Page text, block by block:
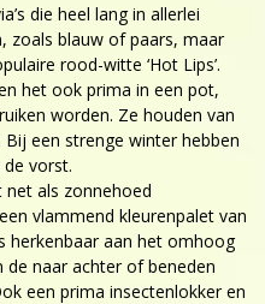
die heel lang in allerlei
zoals blauw of paars, maar
rood-witte ‘Hot Lips’.
het ook prima in een pot,
worden. Ze houden van
een strenge winter hebben
vorst.
net als zonnehoed
vlammend kleurenpalet van
herkenbaar aan het omhoog
naar achter of beneden
een prima insectenlokker en